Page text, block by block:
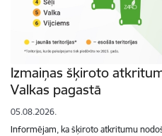
Izmaiņas šķiroto
Valkas pagastā
05.08.2026.
Informējam, ka šķiroto atkritumu